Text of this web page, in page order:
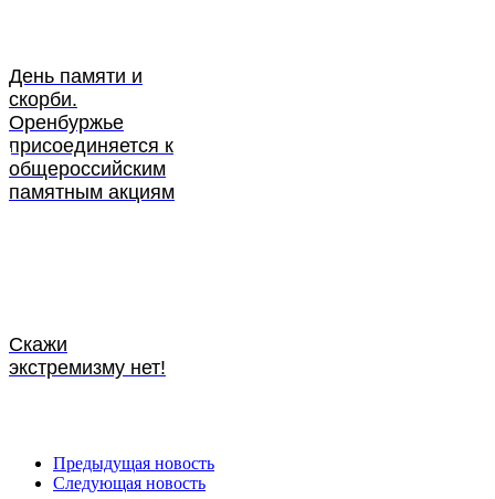
День памяти и
скорби.
Оренбуржье
присоединяется к
общероссийским
памятным акциям
Скажи
экстремизму нет!
Предыдущая новость
Следующая новость